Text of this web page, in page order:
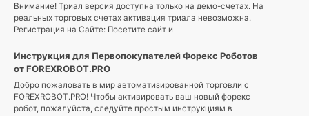
Твиты
Внимание! Триал версия доступна только на демо-счетах. На
реальных торговых счетах активация триала невозможна.
Регистрация на Сайте: Посетите сайт и
Инструкция для Первопокупателей Форекс Роботов
от FOREXROBOT.PRO
Добро пожаловать в мир автоматизированной торговли с
FOREXROBOT.PRO! Чтобы активировать ваш новый форекс
робот, пожалуйста, следуйте простым инструкциям в